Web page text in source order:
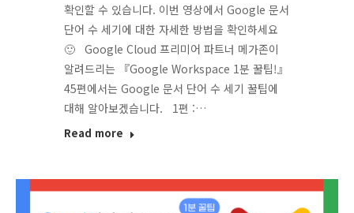
확인할 수 있습니다. 이번 영상에서 Google 문서
단어 수 세기에 대한 자세한 방법을 확인하세요
🙂 Google Cloud 프리미어 파트너 메가존이
알려드리는 『Google Workspace 1분 꿀팁!』
45편에서는 Google 문서 단어 수 세기 꿀팁에
대해 알아보겠습니다. 1편 :…
Read more